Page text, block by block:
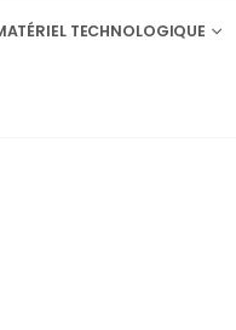
TECHNOLOGIQUE